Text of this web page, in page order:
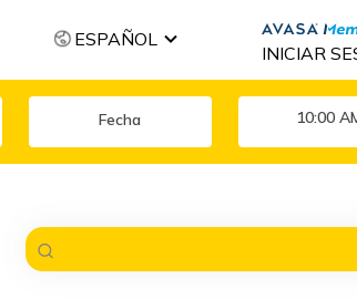
ESPAÑOL
INICIAR
10:00